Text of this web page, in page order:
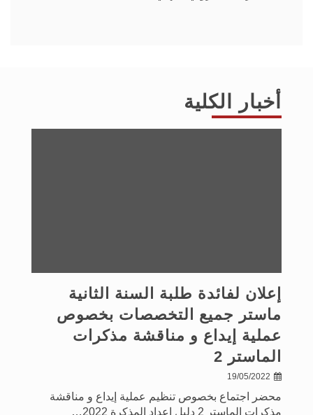
أخبار الكلية
إعلان لفائدة طلبة السنة الثانية
ماستر جميع التخصصات بخصوص
عملية إيداع و مناقشة مذكرات
الماستر 2
19/05/2022
محضر اجتماع بخصوص تنظيم عملية إيداع و مناقشة
مذكرات الماستر 2 دليل اعداد المذكرة 2022…